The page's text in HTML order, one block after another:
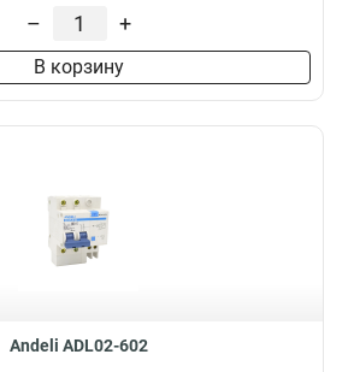
– +
В корзину
Andeli ADL02-602